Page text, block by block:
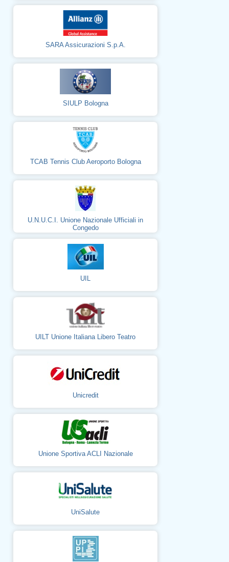
SARA Assicurazioni S.p.A.
SIULP Bologna
TCAB Tennis Club Aeroporto Bologna
U.N.U.C.I. Unione Nazionale Ufficiali in
Congedo
UIL
UILT Unione Italiana Libero Teatro
Unicredit
Unione Sportiva ACLI Nazionale
UniSalute